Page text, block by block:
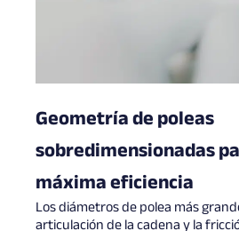
Geometría de poleas
sobredimensionadas
máxima eficiencia
Los diámetros de polea más
articulación de la cadena y la